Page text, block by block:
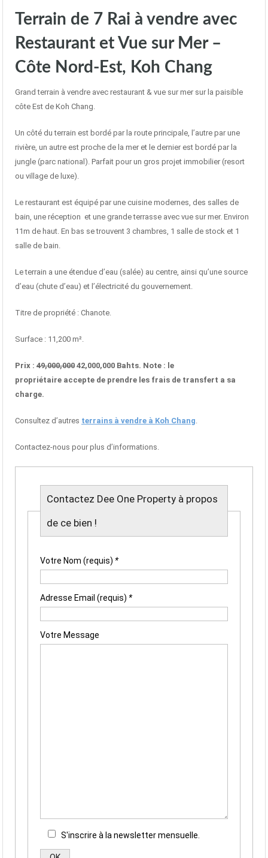
Terrain de 7 Rai à vendre avec
Restaurant et Vue sur Mer –
Côte Nord-Est, Koh Chang
Grand terrain à vendre avec restaurant & vue sur mer sur la paisible
côte Est de Koh Chang.
Un côté du terrain est bordé par la route principale, l’autre par une
rivière, un autre est proche de la mer et le dernier est bordé par la
jungle (parc national). Parfait pour un gros projet immobilier (resort
ou village de luxe).
Le restaurant est équipé par une cuisine modernes, des salles de
bain, une réception et une grande terrasse avec vue sur mer. Environ
11m de haut. En bas se trouvent 3 chambres, 1 salle de stock et 1
salle de bain.
Le terrain a une étendue d’eau (salée) au centre, ainsi qu’une source
d’eau (chute d’eau) et l’électricité du gouvernement.
Titre de propriété : Chanote.
Surface : 11,200 m².
Prix : 49,000,000 42,000,000 Bahts. Note : le
propriétaire accepte de prendre les frais de transfert a sa
charge.
Consultez d’autres terrains à vendre à Koh Chang.
Contactez-nous pour plus d’informations.
Contactez Dee One Property à propos
de ce bien !
Votre Nom (requis) *
Adresse Email (requis) *
Votre Message
S'inscrire à la newsletter mensuelle.